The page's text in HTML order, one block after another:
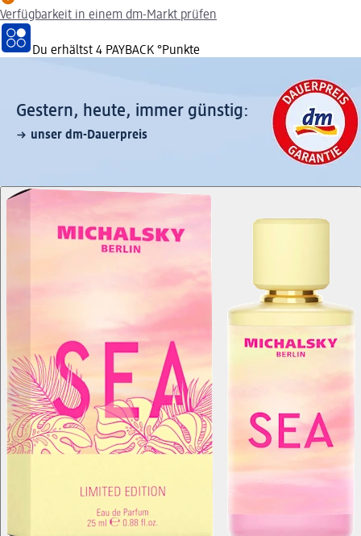
Verfügbarkeit in einem dm-Markt prüfen
Du erhältst 4 PAYBACK °Punkte
Gestern, heute, immer günstig:
unser dm-Dauerpreis